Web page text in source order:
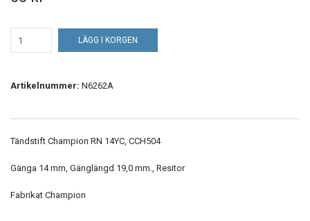
LÄGG I KORGEN
Artikelnummer: N6262A
Tändstift Champion RN 14YC, CCH504
Gänga 14 mm, Gänglängd 19,0 mm., Resitor
Fabrikat Champion